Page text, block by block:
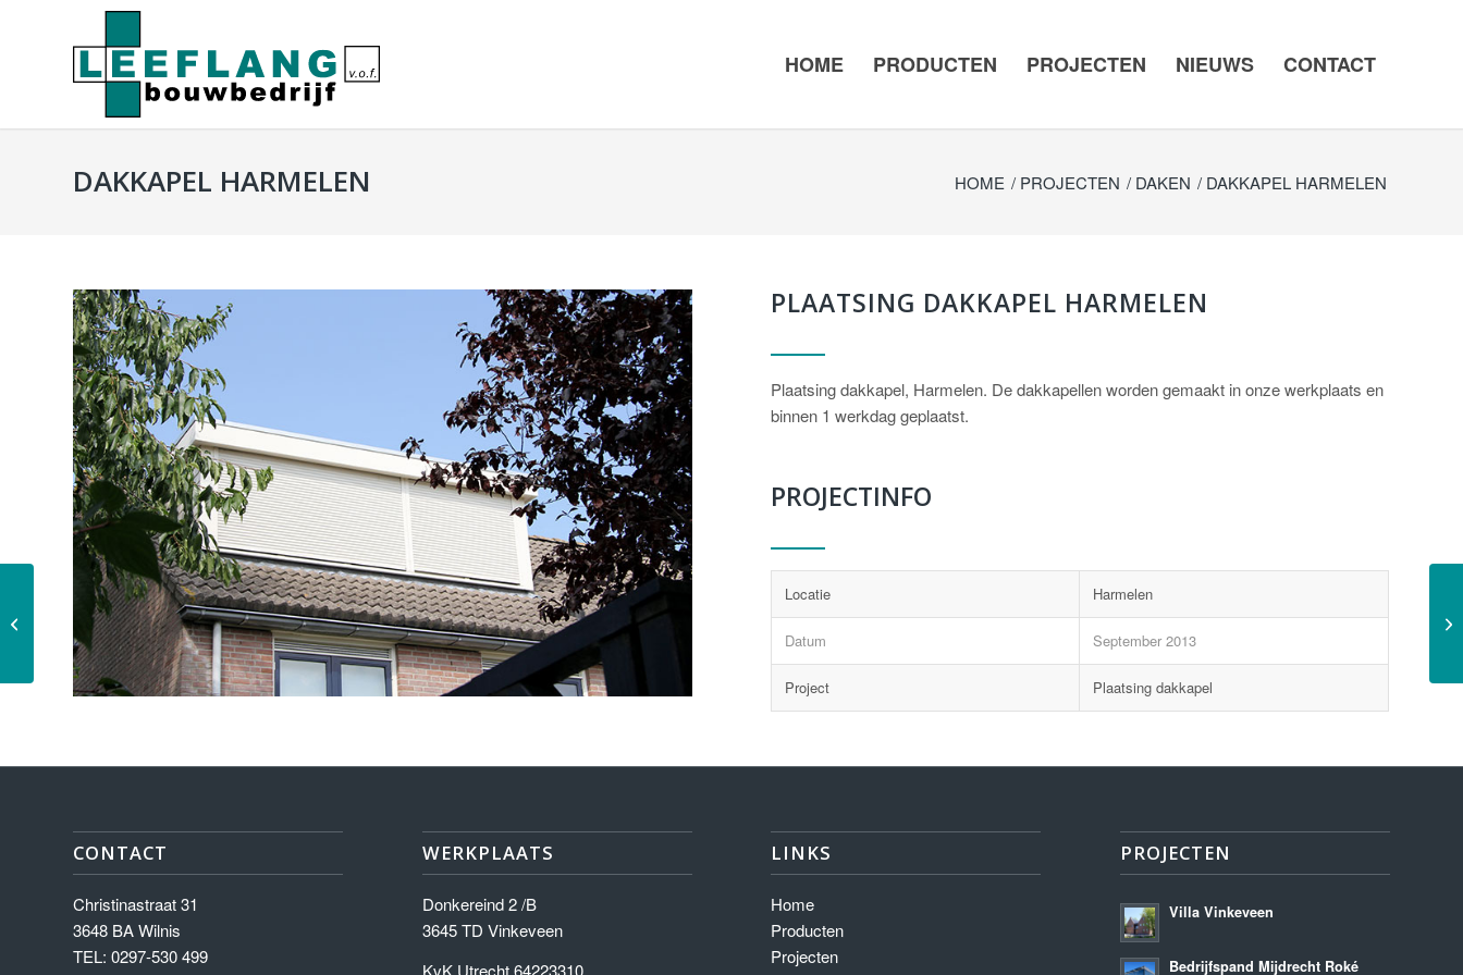
HOME PRODUCTEN PROJECTEN NIEUWS CONTACT
DAKKAPEL HARMELEN HOME / PROJECTEN / DAKEN / DAKKAPEL HARMELEN
PLAATSING DAKKAPEL HARMELEN
Plaatsing dakkapel, Harmelen. De dakkapellen worden gemaakt in onze werkplaats en
binnen 1 werkdag geplaatst.
PROJECTINFO
Locatie Harmelen
Datum September 2013
Project Plaatsing dakkapel
CONTACT
Christinastraat 31
3648 BA Wilnis
TEL: 0297-530 499
WERKPLAATS
Donkereind 2 /B
3645 TD Vinkeveen
KvK Utrecht 64223310
LINKS
Home
Producten
Projecten
PROJECTEN
Villa Vinkeveen
Bedrijfspand Mijdrecht Roké
Winkelpand Mijdrecht